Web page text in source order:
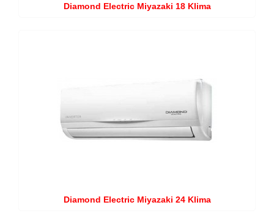
Diamond Electric Miyazaki 18 Klima
Diamond Electric Miyazaki 24 Klima